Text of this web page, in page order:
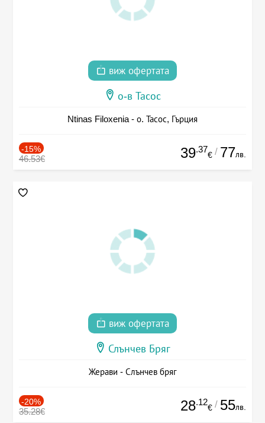
виж офертата
о-в Тасос
Ntinas Filoxenia - о. Тасос, Гърция
-15%
46.53€ 39.37
€ / 77лв.
виж офертата
Слънчев Бряг
Жерави - Слънчев бряг
-20%
35.28€ 28.12
€ / 55лв.